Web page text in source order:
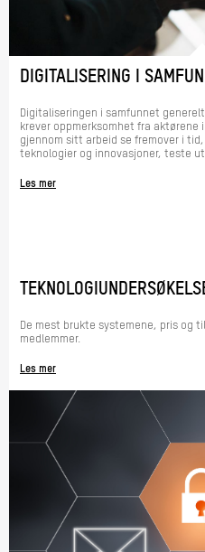
DIGITALISERING I
Digitaliseringen i samfunnet
krever oppmerksomhet fra aktørene
gjennom sitt arbeid se fremover i
teknologier og innovasjoner, teste
Les mer
De mest brukte systemene, pris og
medlemmer.
Les mer